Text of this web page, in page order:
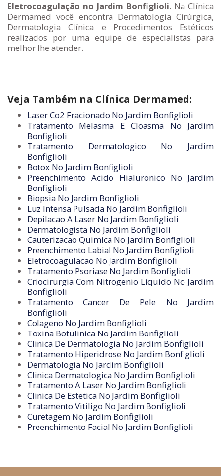
Eletrocoagulação no Jardim Bonfiglioli. Na Clínica
Dermamed você encontra Dermatologia Cirúrgica,
Dermatologia Clínica e Procedimentos Estéticos
realizados por uma equipe de especialistas para
melhor lhe atender.
Veja Também na Clínica Dermamed:
Laser Co2 Fracionado No Jardim Bonfiglioli
Tratamento Melasma E Cloasma No Jardim
Bonfiglioli
Tratamento Dermatologico No Jardim
Bonfiglioli
Botox No Jardim Bonfiglioli
Preenchimento Acido Hialuronico No Jardim
Bonfiglioli
Biopsia No Jardim Bonfiglioli
Luz Intensa Pulsada No Jardim Bonfiglioli
Depilacao A Laser No Jardim Bonfiglioli
Dermatologista No Jardim Bonfiglioli
Cauterizacao Quimica No Jardim Bonfiglioli
Preenchimento Labial No Jardim Bonfiglioli
Eletrocoagulacao No Jardim Bonfiglioli
Tratamento Psoriase No Jardim Bonfiglioli
Criocirurgia Com Nitrogenio Liquido No Jardim
Bonfiglioli
Tratamento Cancer De Pele No Jardim
Bonfiglioli
Colageno No Jardim Bonfiglioli
Toxina Botulinica No Jardim Bonfiglioli
Clinica De Dermatologia No Jardim Bonfiglioli
Tratamento Hiperidrose No Jardim Bonfiglioli
Dermatologia No Jardim Bonfiglioli
Clinica Dermatologica No Jardim Bonfiglioli
Tratamento A Laser No Jardim Bonfiglioli
Clinica De Estetica No Jardim Bonfiglioli
Tratamento Vitiligo No Jardim Bonfiglioli
Curetagem No Jardim Bonfiglioli
Preenchimento Facial No Jardim Bonfiglioli